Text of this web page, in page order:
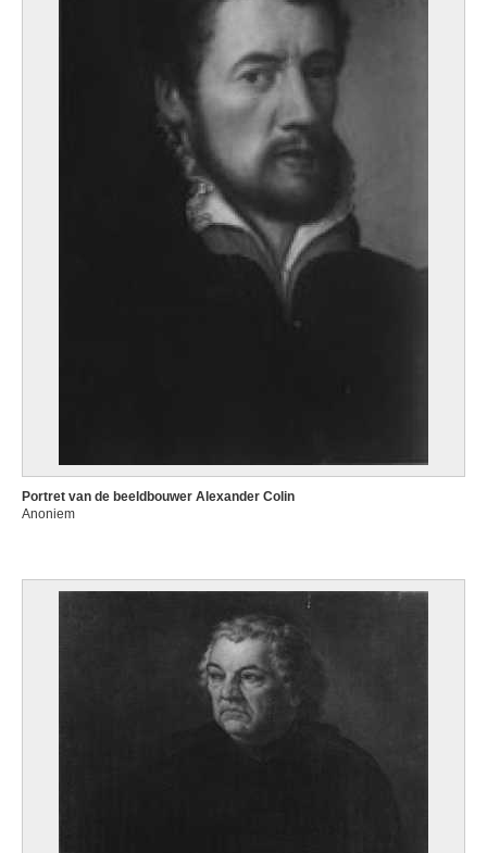
Portret van de beeldbouwer Alexander Colin
Anoniem